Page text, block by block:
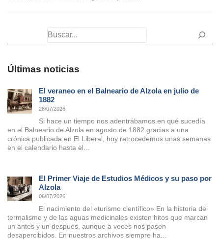
Últimas noticias
El veraneo en el Balneario de Alzola en julio de
1882
28/07/2026
Si hace un tiempo nos adentrábamos en qué sucedía
en el Balneario de Alzola en agosto de 1882 gracias a una
crónica publicada en El Liberal, hoy retrocedemos unas semanas
en el calendario hasta el...
El Primer Viaje de Estudios Médicos y su paso por
Alzola
06/07/2026
El nacimiento del «turismo científico» En la historia del
termalismo y de las aguas medicinales existen hitos que marcan
un antes y un después, aunque a veces nos pasen
desapercibidos. En nuestros archivos siempre ha...